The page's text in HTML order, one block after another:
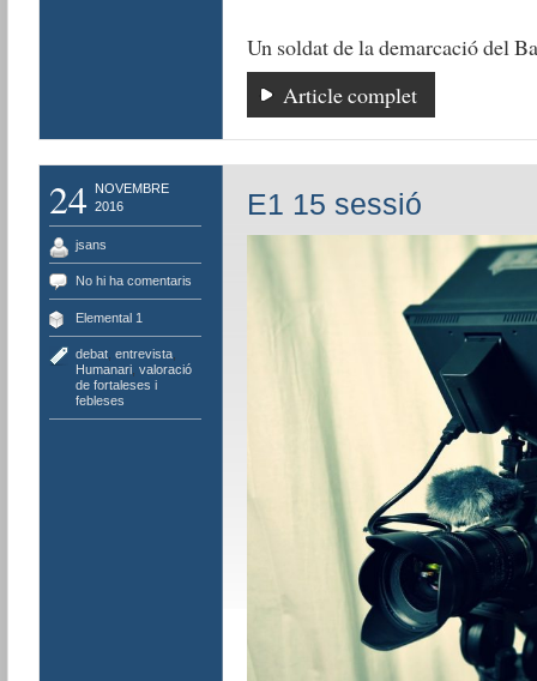
Un soldat de la demarcació del
Article complet
24
NOVEMBRE
2016
jsans
No hi ha comentaris
Elemental 1
debat, entrevista,
Humanari, valoració
de fortaleses i
febleses
E1 15 sessió